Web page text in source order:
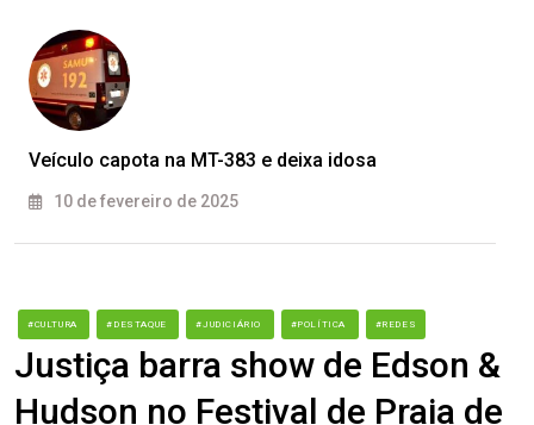
Veículo capota na MT-383 e deixa idosa
10 de fevereiro de 2025
#CULTURA #DESTAQUE #JUDICIÁRIO #POLÍTICA #REDES
Justiça barra show de Edson &
Hudson no Festival de Praia de